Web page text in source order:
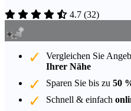
4.7 (32)
Vergleichen Sie
Ihrer Nähe
Sparen Sie bis zu 50
Schnell & einfach